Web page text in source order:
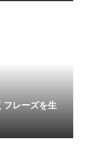
フレーズを生